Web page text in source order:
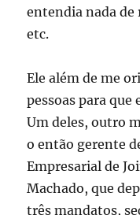
entendia nada de
etc.
Ele além de me
pessoas para que
Um deles, outro
o então gerente
Empresarial de
Machado, que
três mandatos,